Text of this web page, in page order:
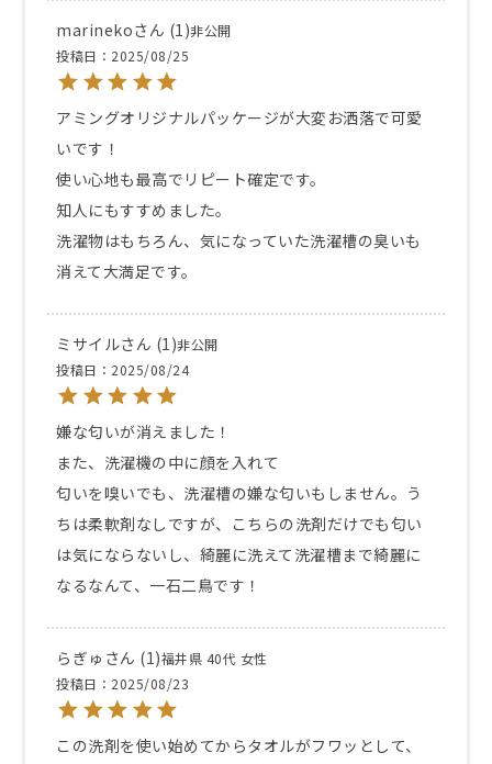
marineko 1 非公開
投稿日
2025/08/25
アミングオリジナルパッケージが大変お洒落で可愛
いです！
使い心地も最高でリピート確定です。
知人にもすすめました。
洗濯物はもちろん、気になっていた洗濯槽の臭いも
消えて大満足です。
ミサイル 1 非公開
投稿日
2025/08/24
嫌な匂いが消えました！
また、洗濯機の中に顔を入れて
匂いを嗅いでも、洗濯槽の嫌な匂いもしません。う
ちは柔軟剤なしですが、こちらの洗剤だけでも匂い
は気にならないし、綺麗に洗えて洗濯槽まで綺麗に
なるなんて、一石二鳥です！
らぎゅ 1 福井県 40代 女性
投稿日
2025/08/23
この洗剤を使い始めてからタオルがフワッとして、